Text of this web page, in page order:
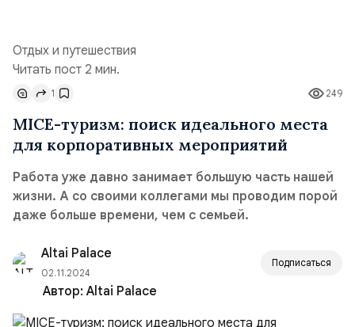
Отдых и путешествия
Читать пост 2 мин.
249
1
MICE-туризм: поиск идеального места
для корпоративных мероприятий
Работа уже давно занимает большую часть нашей
жизни. А со своими коллегами мы проводим порой
даже больше времени, чем с семьей.
Altai Palace
02.11.2024
Подписаться
Автор: Altai Palace